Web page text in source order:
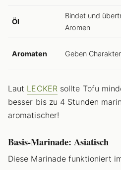
Öl
Bindet und
Aromen
Aromaten Geben Charakter
Laut LECKER sollte Tofu
besser bis zu 4 Stunden
aromatischer!
Basis-Marinade: Asiatisch
Diese Marinade funktioniert